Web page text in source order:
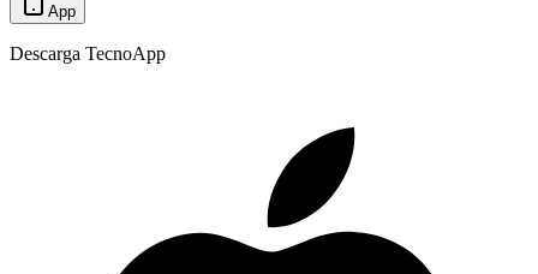
App
Descarga TecnoApp